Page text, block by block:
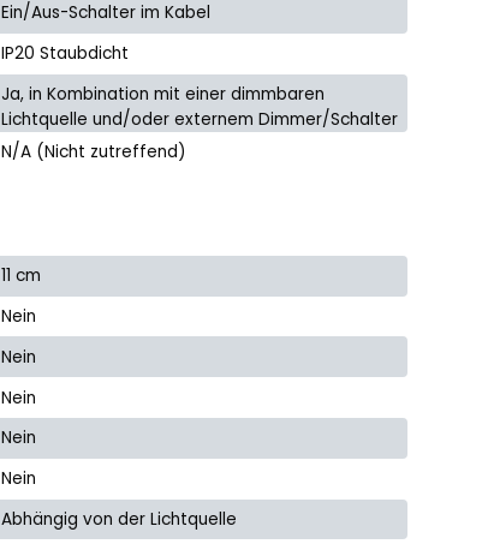
Ein/Aus-Schalter im Kabel
IP20 Staubdicht
Ja, in Kombination mit einer dimmbaren
Lichtquelle und/oder externem Dimmer/Schalter
N/A (Nicht zutreffend)
11 cm
Nein
Nein
Nein
Nein
Nein
Abhängig von der Lichtquelle